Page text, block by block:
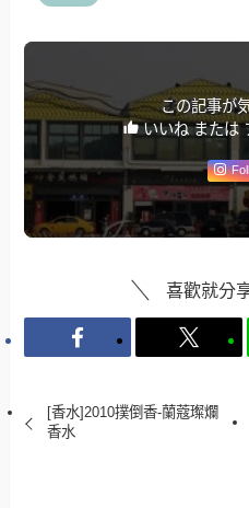
この記事が
いいね または
喜歡就分
[香水]2010撲倒香-蘭蔻璨爛
香水